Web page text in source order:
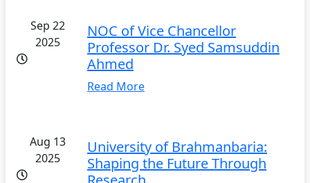
Sep 22
2025
NOC of Vice Chancellor
Professor Dr. Syed Samsuddin
Ahmed
Read More
Aug 13
2025
University of Brahmanbaria:
Shaping the Future Through